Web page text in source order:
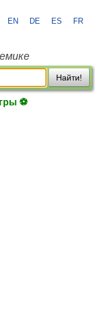
EN DE ES FR
Найти!
⚽